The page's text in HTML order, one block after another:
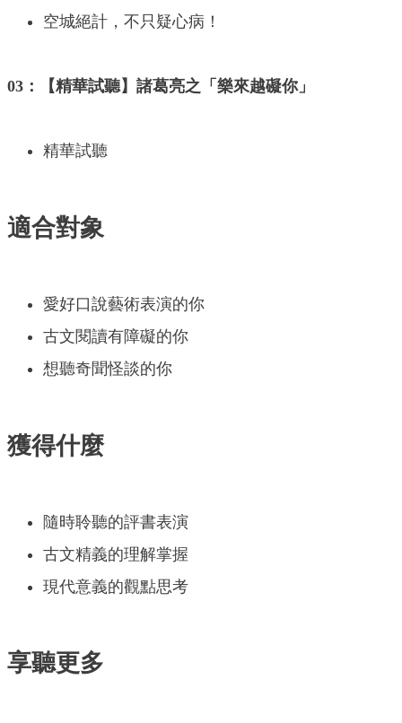
空城絕計，不只疑心病！
03：【精華試聽】諸葛亮之「樂來越礙你」
精華試聽
適合對象
愛好口說藝術表演的你
古文閱讀有障礙的你
想聽奇聞怪談的你
獲得什麼
隨時聆聽的評書表演
古文精義的理解掌握
現代意義的觀點思考
享聽更多